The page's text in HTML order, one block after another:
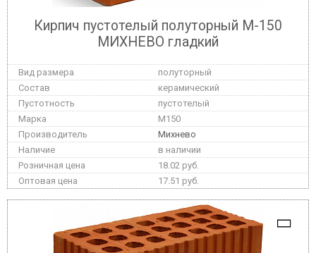
Кирпич пустотелый полуторный М-150
МИХНЕВО гладкий
полуторный
керамический
пустотелый
M150
Михнево
в наличии
18.02 руб.
17.51 руб.